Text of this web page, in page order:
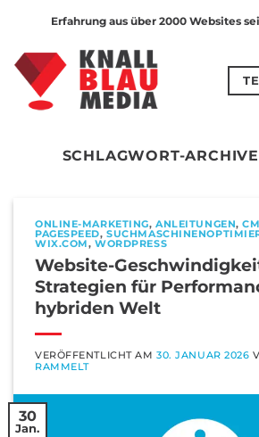
springen
Erfahrung aus über 2000 Websites
SCHLAGWORT-
ONLINE-MARKETING,ANLEITUNGEN,
PAGESPEED,
WIX.COM,WORDPRESS
Website-
Strategien für
hybriden Welt
VERÖFFENTLICHT AM30. JANUAR 2026
RAMMELT
30
Jan.